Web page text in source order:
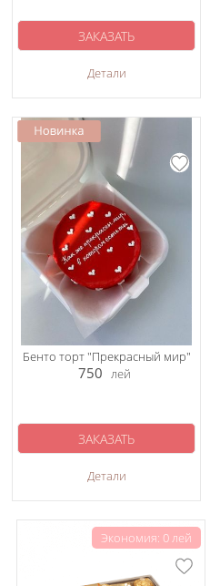
Детали
ЗАКАЗАТЬ
Бенто торт "Прекрасный мир"
750 лей
Детали
ЗАКАЗАТЬ
Экономия: 0 лей